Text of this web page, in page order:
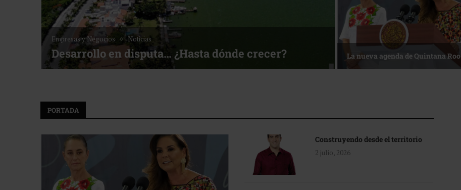
Empresas y Negocios Noticias
Desarrollo en disputa… ¿Hasta dónde crecer? La nueva agenda de Quintana Roo
PORTADA
Construyendo desde el territorio
2 julio, 2026